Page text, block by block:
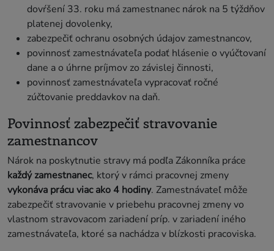
dovŕšení 33. roku má zamestnanec nárok na 5 týždňov
platenej dovolenky,
zabezpečiť ochranu osobných údajov zamestnancov,
povinnosť zamestnávateľa podať hlásenie o vyúčtovaní
dane a o úhrne príjmov zo závislej činnosti,
povinnosť zamestnávateľa vypracovať ročné
zúčtovanie preddavkov na daň.
Povinnosť zabezpečiť stravovanie
zamestnancov
Nárok na poskytnutie stravy má podľa Zákonníka práce
každý zamestnanec, ktorý v rámci pracovnej zmeny
vykonáva prácu viac ako 4 hodiny. Zamestnávateľ môže
zabezpečiť stravovanie v priebehu pracovnej zmeny vo
vlastnom stravovacom zariadení príp. v zariadení iného
zamestnávateľa, ktoré sa nachádza v blízkosti pracoviska.